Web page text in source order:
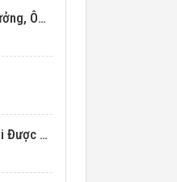
Thập Niên 80: Này Thủ Trưởng, Ôm Một Cái Đi!
Thay Chị Vào Hào Môn, Tôi Được Cưng Chiều Hết Mực (Thập Niên 90)